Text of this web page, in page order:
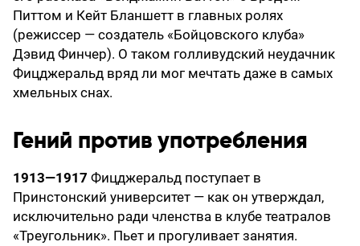
Питтом и Кейт Бланшетт в главных ролях
(режиссер — создатель «Бойцовского клуба»
Дэвид Финчер). О таком голливудский неудачник
Фицджеральд вряд ли мог мечтать даже в самых
хмельных снах.
Гений против употребления
1913—1917 Фицджеральд поступает в
Принстонский университет — как он утверждал,
исключительно ради членства в клубе театралов
«Треугольник». Пьет и прогуливает занятия.